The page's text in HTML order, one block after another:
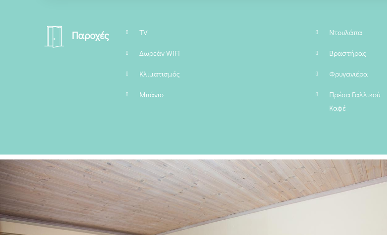
Παροχές TV
Δωρεάν WiFi
Κλιματισμός
Μπάνιο
Ντουλάπα
Βραστήρας
Φρυγανιέρα
Πρέσα Γαλλικού
Καφέ